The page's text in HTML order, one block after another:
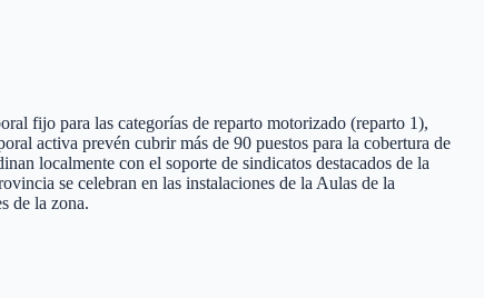
fijo para las categorías de reparto motorizado (reparto 1),
activa prevén cubrir más de 90 puestos para la cobertura de
localmente con el soporte de sindicatos destacados de la
se celebran en las instalaciones de la Aulas de la
de la zona.